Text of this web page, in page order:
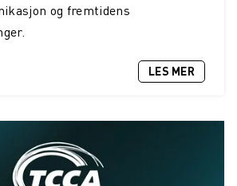
og fremtidens
LES MER